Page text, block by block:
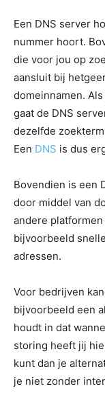
Een DNS server
nummer hoort.
die voor jou op
aansluit bij
domeinnamen.
gaat de DNS
dezelfde
Een DNS is dus
Bovendien is een
door middel van
andere
bijvoorbeeld
adressen.
Voor bedrijven
bijvoorbeeld een
houdt in dat
storing heeft jij
kunt dan je
je niet zonder